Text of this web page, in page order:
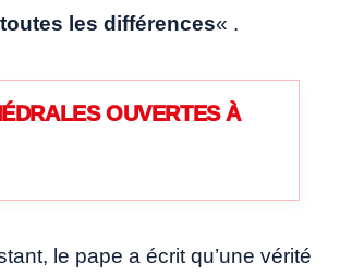
les différences« .
OUVERTES À
le pape a écrit qu’une vérité